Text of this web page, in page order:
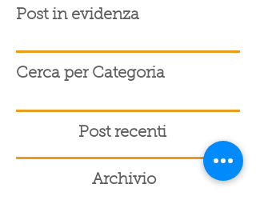
Post in evidenza
Cerca per Categoria
Post recenti
Archivio